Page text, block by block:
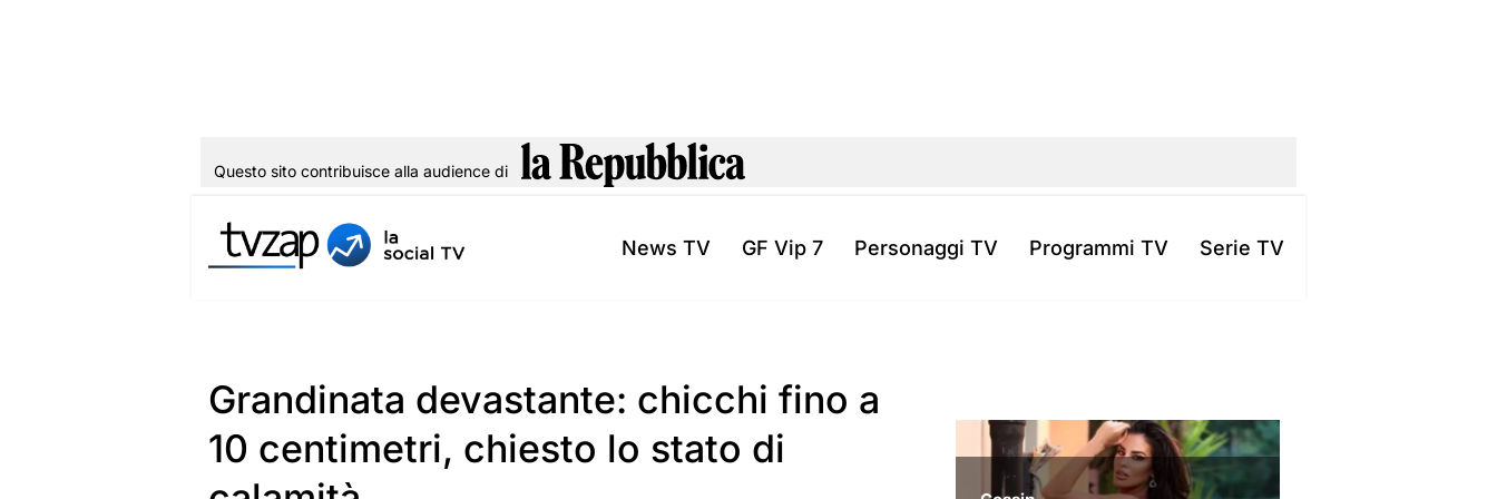
al
Questo sito contribuisce alla audience di
News TV GF Vip 7 Personaggi TV Programmi TV Serie TV
Grandinata devastante: chicchi fino a
10 centimetri, chiesto lo stato di